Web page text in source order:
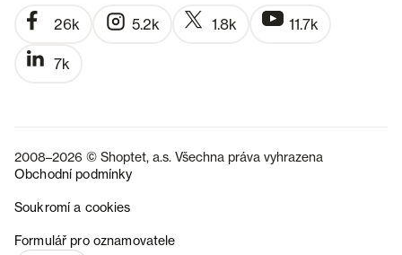
26k 5.2k 1.8k 11.7k
7k
2008–2026 © Shoptet, a.s. Všechna práva vyhrazena
Obchodní podmínky
Soukromí a cookies
Formulář pro oznamovatele